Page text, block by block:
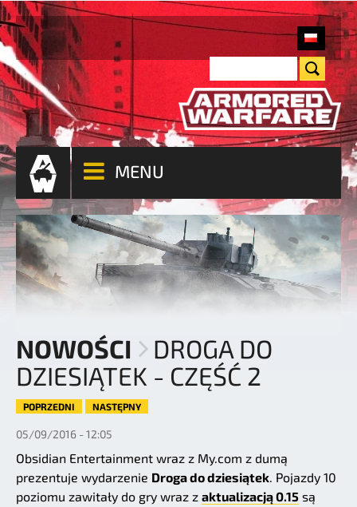
MENU
NOWOŚCI
DROGA DO
DZIESIĄTEK - CZĘŚĆ 2
POPRZEDNI NASTĘPNY
05/09/2016 - 12:05
Obsidian Entertainment wraz z My.com z dumą
prezentuje wydarzenie Droga do dziesiątek. Pojazdy 10
poziomu zawitały do gry wraz z aktualizacją 0.15 są